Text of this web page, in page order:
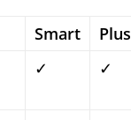
Smart
Plus
✓ ✓